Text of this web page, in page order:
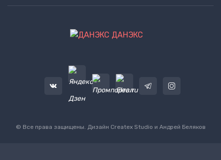
ДАНЭКС
© Все права защищены. Дизайн Createx Studio и Андрей Беляков